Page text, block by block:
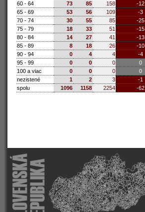
60 - 64
73 85 158
-12
65 - 69
53 56 109
-3
70 - 74
30 55 85
-25
75 - 79
18 33 51
-15
80 - 84
14 27 41
-13
85 - 89
8 18 26
-10
90 - 94
0 4 4
-4
95 - 99
0 0 0
0
100 a viac
0 0 0
0
nezistené
1 2 3
-1
spolu
1096 1158 2254 -62